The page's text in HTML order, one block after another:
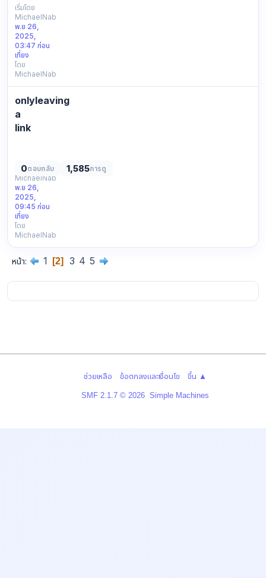
online
again
so
putting
it
down
pretty
neutral,
fyi
only.
for
just
conte…
เริ่มโดย
MichaelNab
พ.ย 26,
2025,
03:47 ก่อน
เที่ยง
โดย
MichaelNab
onlyleaving
a
link
online
again
figured
why
not
pretty
neutral,
still
maybe
…
เริ่มโดย
MichaelNab
พ.ย 26,
2025,
09:45 ก่อน
เที่ยง
โดย
MichaelNab
0ตอบกลับ 1,585การดู
หน้า 1 2 3 4 5
ช่วยเหลือ ข้อตกลงและเงื่อนไข ขึ้น ▲
SMF 2.1.7 © 2026, Simple Machines